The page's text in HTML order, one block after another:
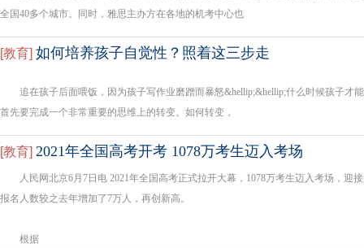
全国40多个城市。同时，雅思主办方在各地的机考中心也
[教育] 如何培养孩子自觉性？照着这三步走
追在孩子后面喂饭，因为孩子写作业磨蹭而暴怒&hellip;&hellip;什么时候孩子才
首先要完成一个非常重要的思维上的转变。如何转变，
[教育] 2021年全国高考开考 1078万考生迈入考场
人民网北京6月7日电 2021年全国高考正式拉开大幕，1078万考生迈入考场，迎
报名人数较之去年增加了7万人，再创新高。
根据